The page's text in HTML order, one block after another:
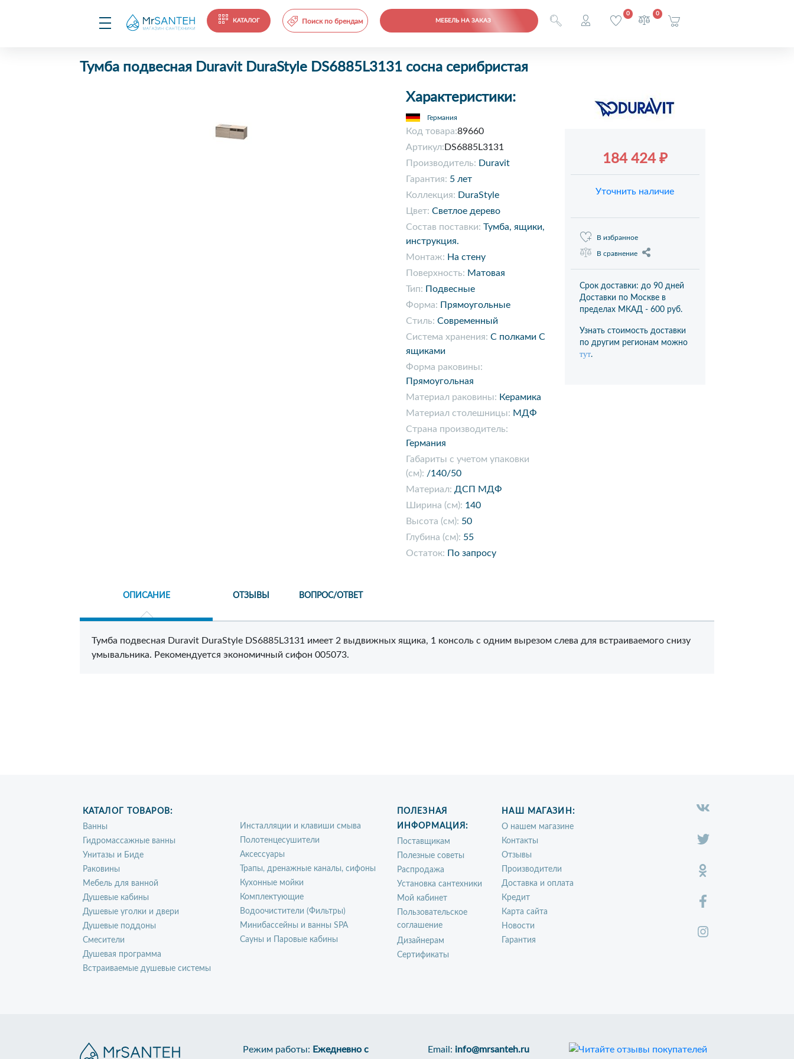
КАТАЛОГ Поиск по брендам МЕБЕЛЬ НА ЗАКАЗ
0 0
Тумба подвесная Duravit DuraStyle DS6885L3131 сосна серибристая
Характеристики:
Германия
Код товара:89660
Артикул: DS6885L3131
Производитель: Duravit
Гарантия: 5 лет
Коллекция: DuraStyle
Цвет: Светлое дерево
Состав поставки: Тумба, ящики,
инструкция.
Монтаж: На стену
Поверхность: Матовая
Тип: Подвесные
Форма: Прямоугольные
Стиль: Современный
Система хранения: С полками С
ящиками
Форма раковины:
Прямоугольная
Материал раковины: Керамика
Материал столешницы: МДФ
Страна производитель:
Германия
Габариты с учетом упаковки
(см): /140/50
Материал: ДСП МДФ
Ширина (см): 140
Высота (см): 50
Глубина (см): 55
Остаток: По запросу
184 424 ₽
Уточнить наличие
В избранное
В сравнение
Срок доставки: до 90 дней
Доставки по Москве в
пределах МКАД - 600 руб.
Узнать стоимость доставки
по другим регионам можно
тут.
ОПИСАНИЕ ОТЗЫВЫ ВОПРОС/ОТВЕТ
Тумба подвесная Duravit DuraStyle DS6885L3131 имеет 2 выдвижных ящика, 1 консоль с одним вырезом слева для встраиваемого снизу
умывальника. Рекомендуется экономичный сифон 005073.
КАТАЛОГ ТОВАРОВ:
Ванны
Гидромассажные ванны
Унитазы и Биде
Раковины
Мебель для ванной
Душевые кабины
Душевые уголки и двери
Душевые поддоны
Смесители
Душевая программа
Встраиваемые душевые системы
Инсталляции и клавиши смыва
Полотенцесушители
Аксессуары
Трапы, дренажные каналы, сифоны
Кухонные мойки
Комплектующие
Водоочистители (Фильтры)
Минибассейны и ванны SPA
Сауны и Паровые кабины
ПОЛЕЗНАЯ
ИНФОРМАЦИЯ:
Поставщикам
Полезные советы
Распродажа
Установка сантехники
Мой кабинет
Пользовательское
соглашение
Дизайнерам
Сертификаты
НАШ МАГАЗИН:
О нашем магазине
Контакты
Отзывы
Производители
Доставка и оплата
Кредит
Карта сайта
Новости
Гарантия
Режим работы: Ежедневно с Email: info@mrsanteh.ru